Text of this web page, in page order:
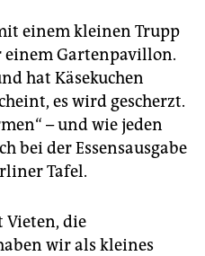
einem kleinen Trupp
einem Gartenpavillon.
hat Käsekuchen
es wird gescherzt.
– und wie jeden
bei der Essensausgabe
Tafel.
Vie­ten, die
wir als kleines